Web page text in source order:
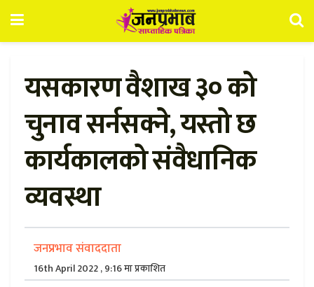
यसकारण वैशाख ३० को
चुनाव सर्नसक्ने, यस्तो छ
कार्यकालको संवैधानिक
व्यवस्था
जनप्रभाव संवाददाता
16th April 2022 , 9:16 मा प्रकाशित